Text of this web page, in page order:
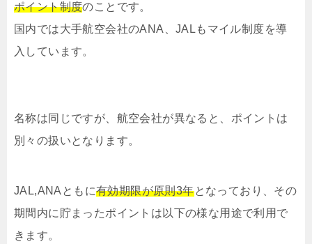
ポイント制度のことです。
国内では大手航空会社のANA、JALもマイル制度を導
入しています。
名称は同じですが、航空会社が異なると、ポイントは
別々の扱いとなります。
JAL,ANAともに有効期限が原則3年となっており、その
期間内に貯まったポイントは以下の様な用途で利用で
きます。